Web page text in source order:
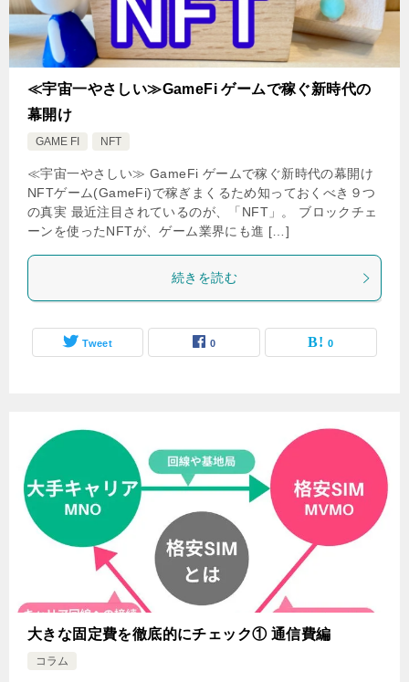
≪宇宙一やさしい≫GameFi ゲームで稼ぐ新時代の
幕開け
GAME FI NFT
≪宇宙一やさしい≫ GameFi ゲームで稼ぐ新時代の幕開け
NFTゲーム(GameFi)で稼ぎまくるため知っておくべき９つ
の真実 最近注目されているのが、「NFT」。 ブロックチェ
ーンを使ったNFTが、ゲーム業界にも進 […]
続きを読む
Tweet 0 0
大きな固定費を徹底的にチェック① 通信費編
コラム